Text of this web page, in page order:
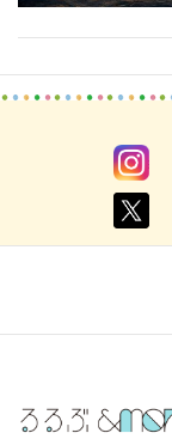
instagram
twitter